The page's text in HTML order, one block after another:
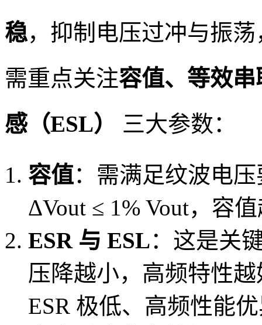
稳，抑制电压过冲与振
需重点关注容值、等效
感（ESL）
三大参数：
容值：需满足纹波电
ΔVout ≤ 1% Vout，容
ESR 与 ESL：这是关
压降越小，高频特性
ESR 极低、高频性能